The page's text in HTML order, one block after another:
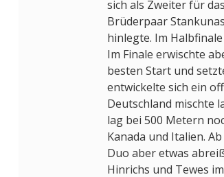
sich als Zweiter für
Brüderpaar
hinlegte. Im
Im Finale erwischte
besten Start und
entwickelte sich ein
Deutschland mischte
lag bei 500 Metern
Kanada und Italien.
Duo aber etwas
Hinrichs und Tewes